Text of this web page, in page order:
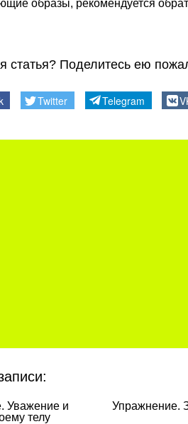
образы, рекомендуется
статья? Поделитесь ею
Twitter Telegram
Уважение и
телу
Упражнение.